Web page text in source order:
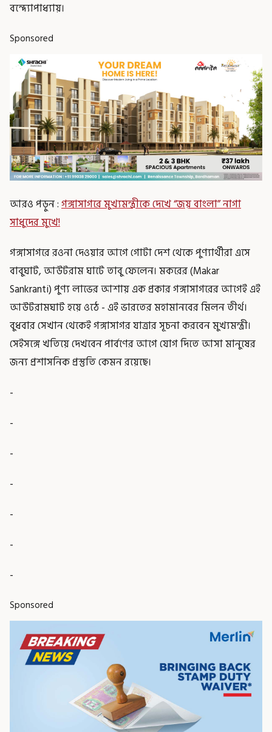
বন্দ্যোপাধ্যায়।
Sponsored
আরও পড়ুন :গঙ্গাসাগরে মুখ্যমন্ত্রীকে দেখে “জয় বাংলা” নাগা
সাধুদের মুখে!
গঙ্গাসাগরে রওনা দেওয়ার আগে গোটা দেশ থেকে পুণ্যার্থীরা এসে
বাবুঘাট, আউটরাম ঘাটে তাবু ফেলেন। মকরের (Makar
Sankranti) পুণ্য লাভের আশায় এক প্রকার গঙ্গাসাগরের আগেই এই
আউটরামঘাট হয়ে ওঠে - এই ভারতের মহামানবের মিলন তীর্থ।
বুধবার সেখান থেকেই গঙ্গাসাগর যাত্রার সূচনা করবেন মুখ্যমন্ত্রী।
সেইসঙ্গে খতিয়ে দেখবেন পার্বণের আগে যোগ দিতে আসা মানুষের
জন্য প্রশাসনিক প্রস্তুতি কেমন রয়েছে।
-
-
-
-
-
-
-
Sponsored